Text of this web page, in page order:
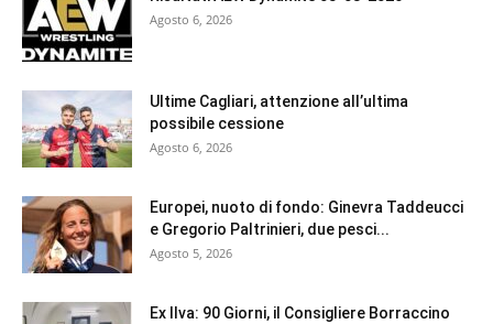
Agosto 6, 2026
Ultime Cagliari, attenzione all’ultima
possibile cessione
Agosto 6, 2026
Europei, nuoto di fondo: Ginevra Taddeucci
e Gregorio Paltrinieri, due pesci...
Agosto 5, 2026
Ex Ilva: 90 Giorni, il Consigliere Borraccino